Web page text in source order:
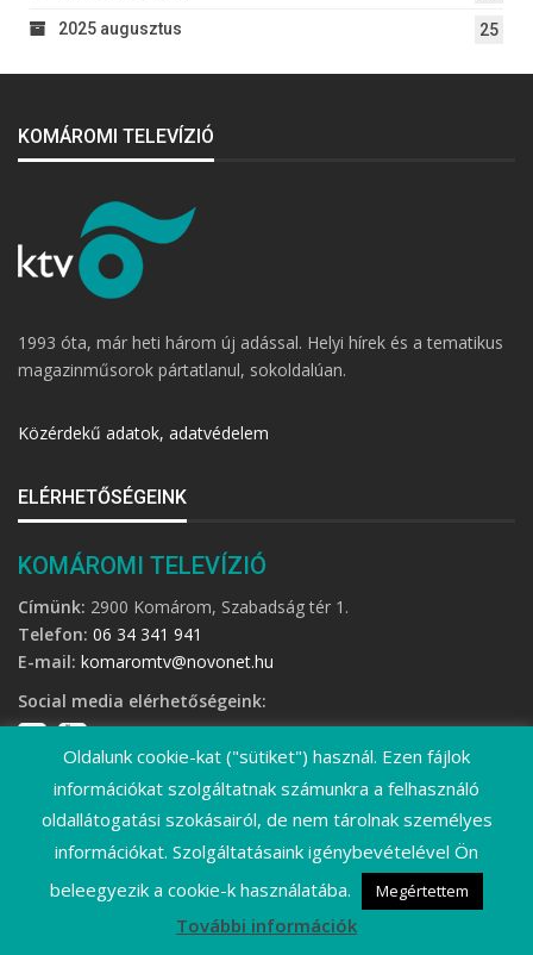
2025 augusztus 25
KOMÁROMI TELEVÍZIÓ
1993 óta, már heti három új adással. Helyi hírek és a tematikus
magazinműsorok pártatlanul, sokoldalúan.
Közérdekű adatok, adatvédelem
ELÉRHETŐSÉGEINK
KOMÁROMI TELEVÍZIÓ
Címünk: 2900 Komárom, Szabadság tér 1.
Telefon: 06 34 341 941
E-mail: komaromtv@novonet.hu
Social media elérhetőségeink:
©2026 Komáromi Televízió • Minden jog fenntartva!
Oldalunk cookie-kat ("sütiket") használ. Ezen fájlok
információkat szolgáltatnak számunkra a felhasználó
oldallátogatási szokásairól, de nem tárolnak személyes
információkat. Szolgáltatásaink igénybevételével Ön
beleegyezik a cookie-k használatába.
Megértettem
További információk